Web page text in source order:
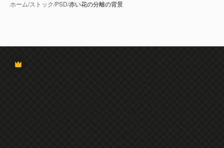
ホーム/ストック/PSD/赤い花の分離の背景
Premium